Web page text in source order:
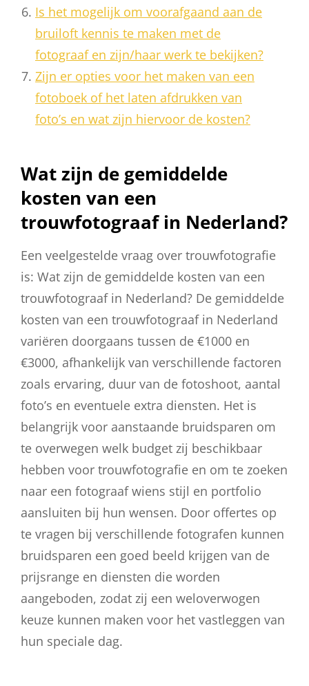
Is het mogelijk om voorafgaand aan de
bruiloft kennis te maken met de
fotograaf en zijn/haar werk te bekijken?
Zijn er opties voor het maken van een
fotoboek of het laten afdrukken van
foto’s en wat zijn hiervoor de kosten?
Wat zijn de gemiddelde
kosten van een
trouwfotograaf in Nederland?
Een veelgestelde vraag over trouwfotografie
is: Wat zijn de gemiddelde kosten van een
trouwfotograaf in Nederland? De gemiddelde
kosten van een trouwfotograaf in Nederland
variëren doorgaans tussen de €1000 en
€3000, afhankelijk van verschillende factoren
zoals ervaring, duur van de fotoshoot, aantal
foto’s en eventuele extra diensten. Het is
belangrijk voor aanstaande bruidsparen om
te overwegen welk budget zij beschikbaar
hebben voor trouwfotografie en om te zoeken
naar een fotograaf wiens stijl en portfolio
aansluiten bij hun wensen. Door offertes op
te vragen bij verschillende fotografen kunnen
bruidsparen een goed beeld krijgen van de
prijsrange en diensten die worden
aangeboden, zodat zij een weloverwogen
keuze kunnen maken voor het vastleggen van
hun speciale dag.